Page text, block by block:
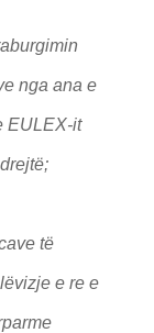
nga ana e
EULEX-it
të
e re e